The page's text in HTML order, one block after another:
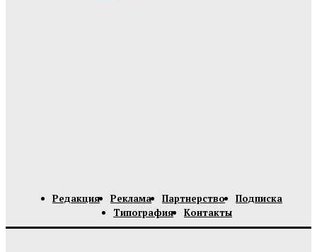
Редакция Реклама Партнерство
Подписка
Типография
Контакты